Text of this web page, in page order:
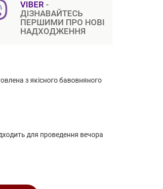
VIBER-
ДІЗНАВАЙТЕСЬ
ПЕРШИМИ ПРО НОВІ
НАДХОДЖЕННЯ
з якісного бавовняного
для проведення вечора